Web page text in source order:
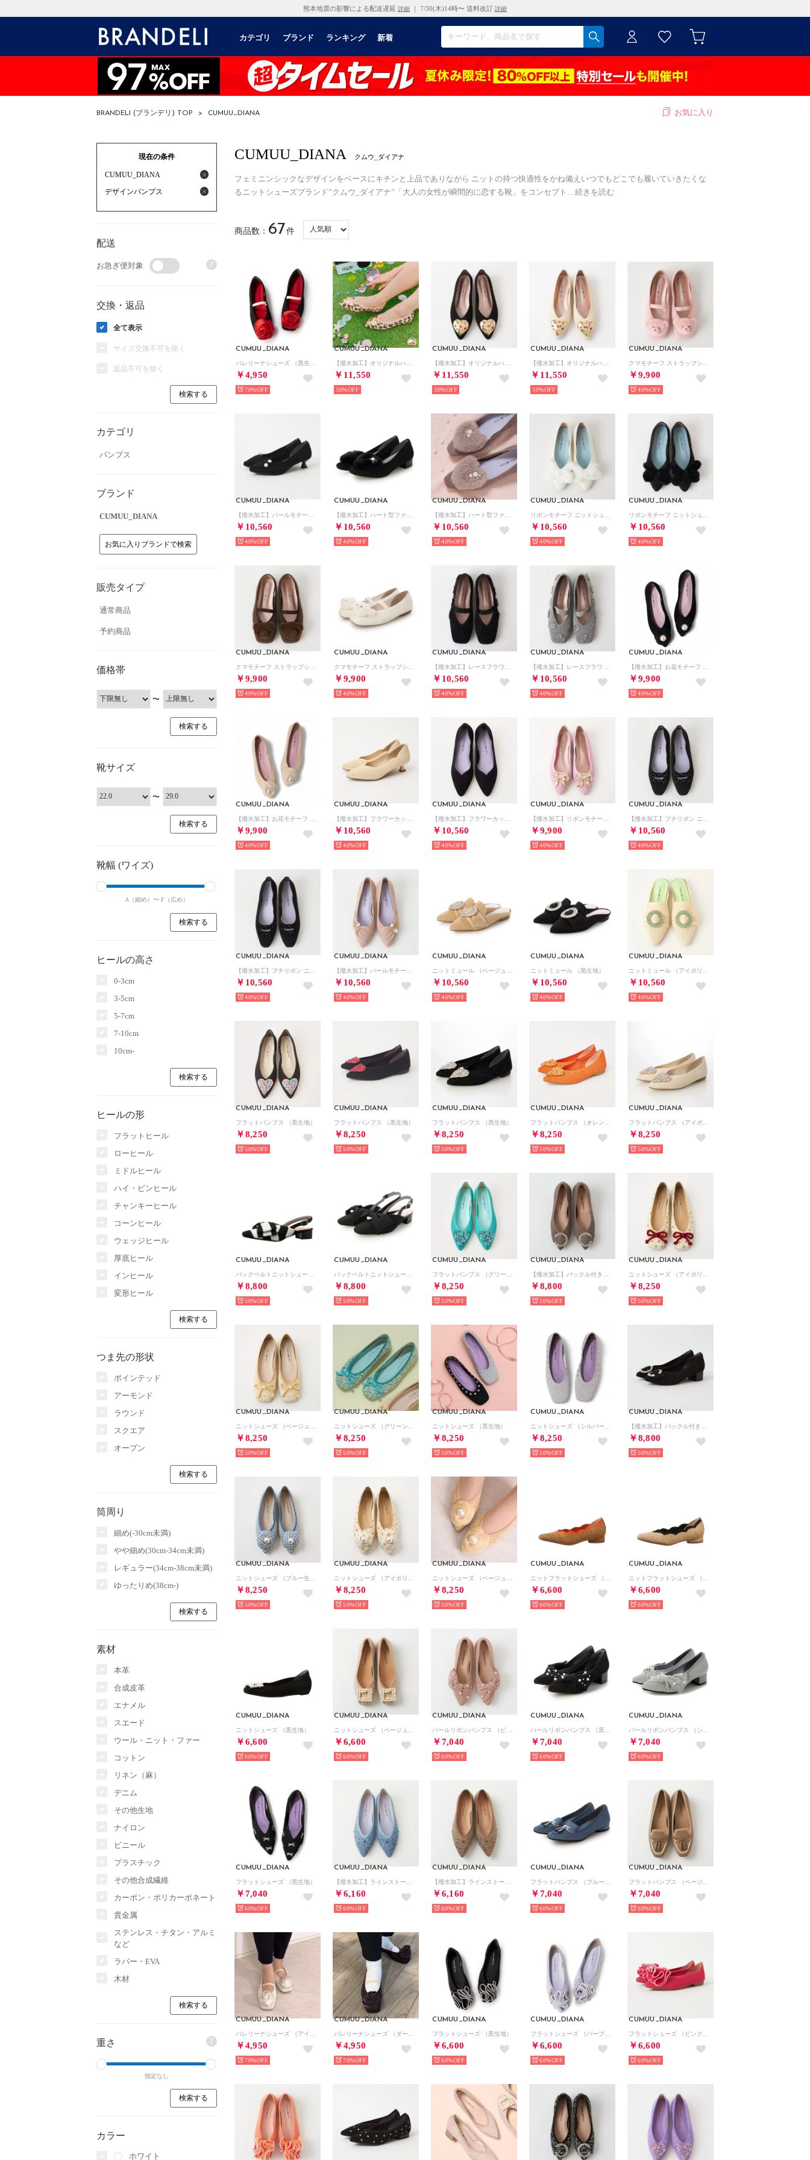
熊本地震の影響による配送遅延 詳細 ｜ 7/30(木)14時〜 送料改訂 詳細
カテゴリ ブランド ランキング 新着
BRANDELI (ブランデリ) TOP > CUMUU_DIANA お気に入り
現在の条件
CUMUU_DIANA
デザインパンプス
配送
お急ぎ便対象 ?
交換・返品
全て表示
サイズ交換不可を除く
返品不可を除く
カテゴリ
パンプス
ブランド
CUMUU_DIANA
お気に入りブランドで検索
販売タイプ
通常商品
予約商品
価格帯
〜
靴サイズ
〜
靴幅 (ワイズ)
A（細め）〜 F（広め）
ヒールの高さ
0-3cm
3-5cm
5-7cm
7-10cm
10cm-
ヒールの形
フラットヒール
ローヒール
ミドルヒール
ハイ・ピンヒール
チャンキーヒール
コーンヒール
ウェッジヒール
厚底ヒール
インヒール
変形ヒール
つま先の形状
ポインテッド
アーモンド
ラウンド
スクエア
オープン
筒周り
細め(-30cm未満)
やや細め(30cm-34cm未満)
レギュラー(34cm-38cm未満)
ゆったりめ(38cm-)
素材
本革
合成皮革
エナメル
スエード
ウール・ニット・ファー
コットン
リネン（麻）
デニム
その他生地
ナイロン
ビニール
プラスチック
その他合成繊維
カーボン・ポリカーボネート
貴金属
ステンレス・チタン・アルミ
など
ラバー・EVA
木材
重さ ?
指定なし
カラー
ホワイト
CUMUU_DIANA クムウ_ダイアナ
フェミニンシックなデザインをベースにキチンと上品でありながら ニットの持つ快適性をかね備えいつでもどこでも履いていきたくな
るニットシューズブランド”クムウ_ダイアナ”「大人の女性が瞬間的に恋する靴」をコンセプト
続きを読む
商品数： 67件
CUMUU_DIANA
￥4,950
70%
CUMUU_DIANA
￥11,550
30%
CUMUU_DIANA
￥11,550
30%
CUMUU_DIANA
￥11,550
30%
CUMUU_DIANA
￥9,900
40%
CUMUU_DIANA
￥10,560
40%
CUMUU_DIANA
￥10,560
40%
CUMUU_DIANA
￥10,560
40%
CUMUU_DIANA
￥10,560
40%
CUMUU_DIANA
￥10,560
40%
CUMUU_DIANA
￥9,900
40%
CUMUU_DIANA
￥9,900
40%
CUMUU_DIANA
￥10,560
40%
CUMUU_DIANA
￥10,560
40%
CUMUU_DIANA
￥9,900
40%
CUMUU_DIANA
￥9,900
40%
CUMUU_DIANA
￥10,560
40%
CUMUU_DIANA
￥10,560
40%
CUMUU_DIANA
￥9,900
40%
CUMUU_DIANA
￥10,560
40%
CUMUU_DIANA
￥10,560
40%
CUMUU_DIANA
￥10,560
40%
CUMUU_DIANA
￥10,560
40%
CUMUU_DIANA
ニットミュール （黒生地）
￥10,560
40%
CUMUU_DIANA
￥10,560
40%
CUMUU_DIANA
フラットパンプス （黒生地）
￥8,250
50%
CUMUU_DIANA
フラットパンプス （黒生地）
￥8,250
50%
CUMUU_DIANA
フラットパンプス （黒生地）
￥8,250
50%
CUMUU_DIANA
￥8,250
50%
CUMUU_DIANA
￥8,250
50%
CUMUU_DIANA
￥8,800
50%
CUMUU_DIANA
￥8,800
50%
CUMUU_DIANA
￥8,250
50%
CUMUU_DIANA
￥8,800
50%
CUMUU_DIANA
￥8,250
50%
CUMUU_DIANA
￥8,250
50%
CUMUU_DIANA
￥8,250
50%
CUMUU_DIANA
ニットシューズ （黒生地）
￥8,250
50%
CUMUU_DIANA
￥8,250
50%
CUMUU_DIANA
￥8,800
50%
CUMUU_DIANA
￥8,250
50%
CUMUU_DIANA
￥8,250
50%
CUMUU_DIANA
￥8,250
50%
CUMUU_DIANA
￥6,600
60%
CUMUU_DIANA
￥6,600
60%
CUMUU_DIANA
ニットシューズ （黒生地）
￥6,600
60%
CUMUU_DIANA
￥6,600
60%
CUMUU_DIANA
￥7,040
60%
CUMUU_DIANA
￥7,040
60%
CUMUU_DIANA
￥7,040
60%
CUMUU_DIANA
フラットシューズ （黒生地）
￥7,040
60%
CUMUU_DIANA
￥6,160
60%
CUMUU_DIANA
￥6,160
60%
CUMUU_DIANA
￥7,040
60%
CUMUU_DIANA
￥7,040
60%
CUMUU_DIANA
￥4,950
70%
CUMUU_DIANA
￥4,950
70%
CUMUU_DIANA
フラットシューズ （黒生地）
￥6,600
60%
CUMUU_DIANA
￥6,600
60%
CUMUU_DIANA
￥6,600
60%